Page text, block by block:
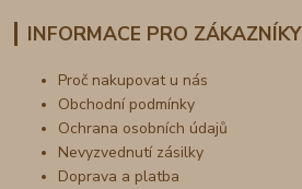
INFORMACE PRO ZÁKAZNÍKY
Proč nakupovat u nás
Obchodní podmínky
Ochrana osobních údajů
Nevyzvednutí zásilky
Doprava a platba